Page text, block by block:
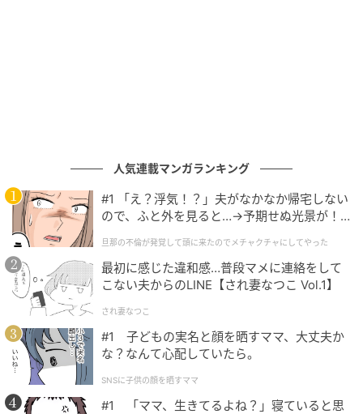
人気連載マンガランキング
#1 「え？浮気！？」夫がなかなか帰宅しない
ので、ふと外を見ると…→予期せぬ光景が！
クチャにしてやった
旦那の不倫が発覚して頭に来たのでメチャクチャにしてやった
最初に感じた違和感…普段マメに連絡をして
こない夫からのLINE【され妻なつこ Vol.1】
され妻なつこ
#1 子どもの実名と顔を晒すママ、大丈夫か
な？なんて心配していたら。
SNSに子供の顔を晒すママ
#1 「ママ、生きてるよね？」寝ていると思